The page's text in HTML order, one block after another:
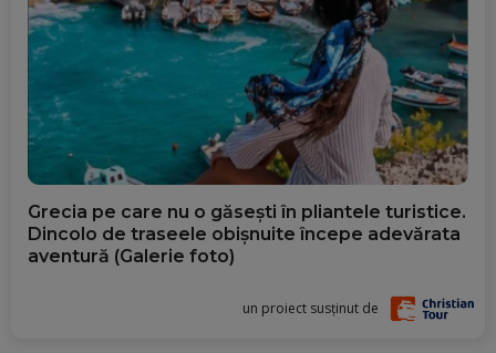
Grecia pe care nu o găsești în pliantele turistice.
Dincolo de traseele obișnuite începe adevărata
aventură (Galerie foto)
un proiect susținut de